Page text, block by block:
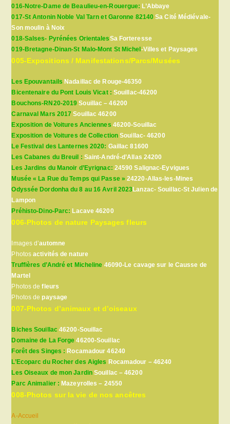
016-Notre-Dame de Beaulieu-en-Rouergue: L’Abbaye
017-St Antonin Noble Val Tarn et Garonne 82140 Sa Cité Médiévale-
Son moulin à Noix
018-Salses- Pyrénées OrientalesSa Forteresse
019-Bretagne-Dinan-St Malo-Mont St Michel -Villes et Paysages
005-Expositions / Manifestations/Parcs/Musées
Les Epouvantails Nadaillac de Rouge-46350
Bicentenaire du Pont Louis Vicat : Souillac-46200
Bouchons-RN20-2019Souillac – 46200
Carnaval Mars 2017 Souillac 46200
Exposition de Voitures Anciennes 46200-Souillac
Exposition de Voitures de Collection Souillac- 46200
Le Festival des Lanternes 2020: Gaillac 81600
Les Cabanes du Breuil : Saint-André-d’Allas 24200
Les Jardins du Manoir d’Eyrignac: 24590 Salignac-Eyvigues
Musée « La Rue du Temps qui Passe » 24220-Allas-les-Mines
Odyssée Dordonha du 8 au 16 Avril 2023Lanzac- Souillac-St Julien de
Lampon
Préhisto-Dino-Parc: Lacave 46200
006-Photos de nature Paysages fleurs
Images d’automne
Photosactivités de nature
Truffières d’André et Micheline 46090-Le cavage sur le Causse de
Martel
Photos defleurs
Photos depaysage
007-Photos d’animaux et d’oiseaux
Biches Souillac46200-Souillac
Domaine de La Forge 46200-Souillac
Forêt des Singes : Rocamadour 46240
L’Ecoparc du Rocher des Aigles Rocamadour – 46240
Les Oiseaux de mon JardinSouillac – 46200
Parc Animalier : Mazeyrolles – 24550
008-Photos sur la vie de nos ancêtres
A-Accueil